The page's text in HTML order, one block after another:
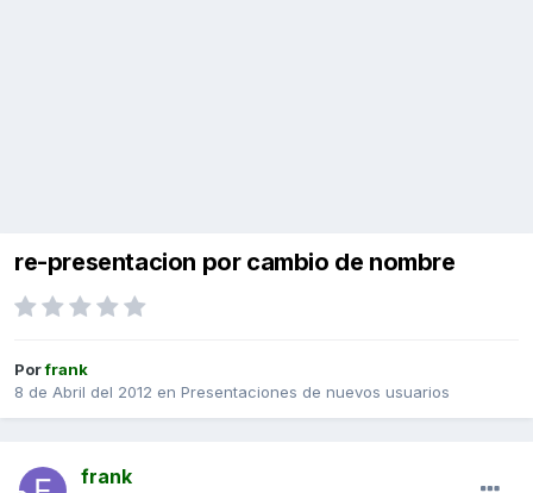
re-presentacion por cambio de nombre
Porfrank
8 de Abril del 2012 en Presentaciones de nuevos usuarios
frank